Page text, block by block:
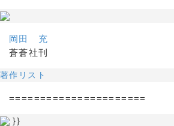
岡田 充
蒼蒼社刊
著作リスト
======================
}} [[久保